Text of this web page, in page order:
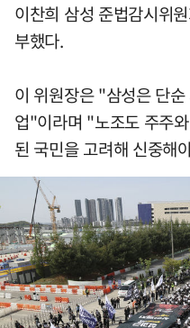
이찬희 삼성 준법감시위
부했다.
이 위원장은 "삼성은 단
업"이라며 "노조도 주주
된 국민을 고려해 신중해